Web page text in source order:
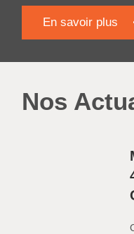
En savoir plus
Nos